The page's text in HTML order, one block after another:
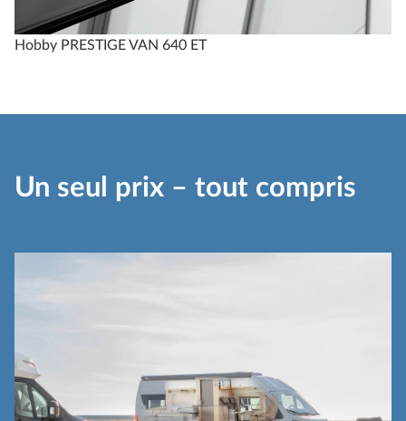
Hobby PRESTIGE VAN 640 ET
Un seul prix – tout compris